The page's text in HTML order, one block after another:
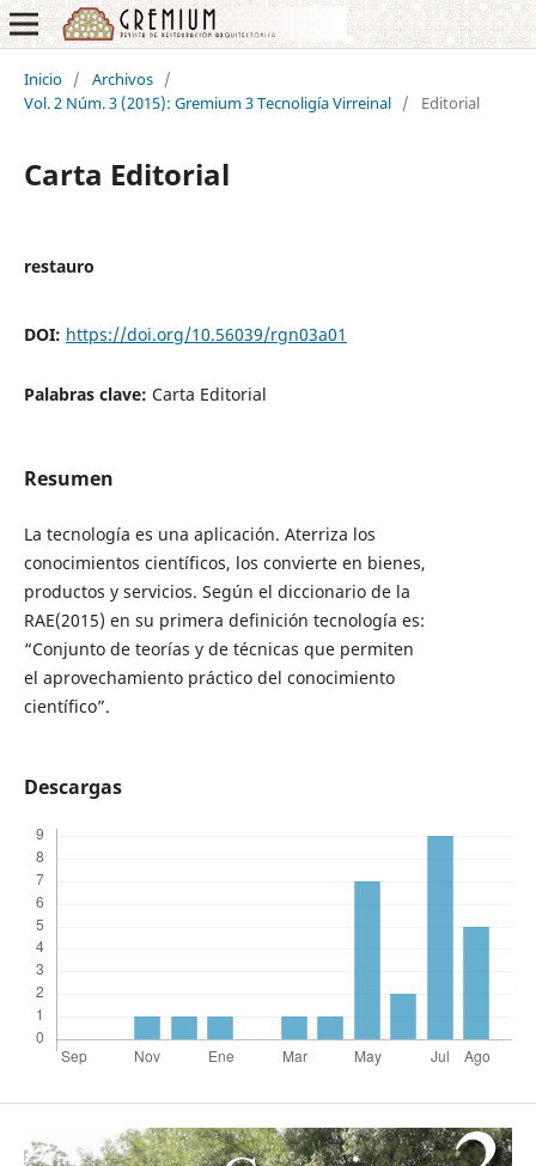
Inicio / Archivos /
Vol. 2 Núm. 3 (2015): Gremium 3 Tecnoligía Virreinal / Editorial
Carta Editorial
restauro
DOI: https://doi.org/10.56039/rgn03a01
Palabras clave: Carta Editorial
Resumen
La tecnología es una aplicación. Aterriza los
conocimientos científicos, los convierte en bienes,
productos y servicios. Según el diccionario de la
RAE(2015) en su primera definición tecnología es:
“Conjunto de teorías y de técnicas que permiten
el aprovechamiento práctico del conocimiento
científico”.
Descargas